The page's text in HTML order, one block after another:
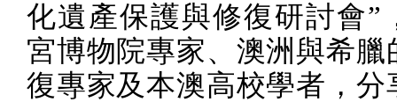
化遺產保護與修復研討會”
宮博物院專家、澳洲與希臘
復專家及本澳高校學者，分